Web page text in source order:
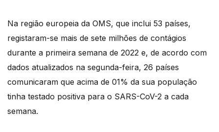
Na região europeia da OMS, que inclui 53 países,
registaram-se mais de sete milhões de contágios
durante a primeira semana de 2022 e, de acordo com
dados atualizados na segunda-feira, 26 países
comunicaram que acima de 01% da sua população
tinha testado positiva para o SARS-CoV-2 a cada
semana.